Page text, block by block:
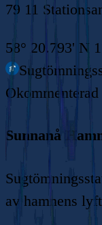
79 11
58° 20.793' N
Okommenterad
Sunnanå
av hamnens